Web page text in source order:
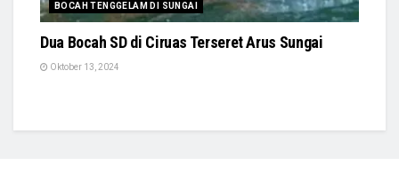
BOCAH TENGGELAM DI SUNGAI
Dua Bocah SD di Ciruas Terseret Arus Sungai
Oktober 13, 2024